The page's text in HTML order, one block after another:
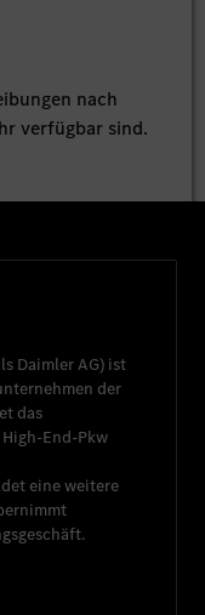
nach
verfügbar sind.
Daimler AG) ist
der
das
End-Pkw
eine weitere